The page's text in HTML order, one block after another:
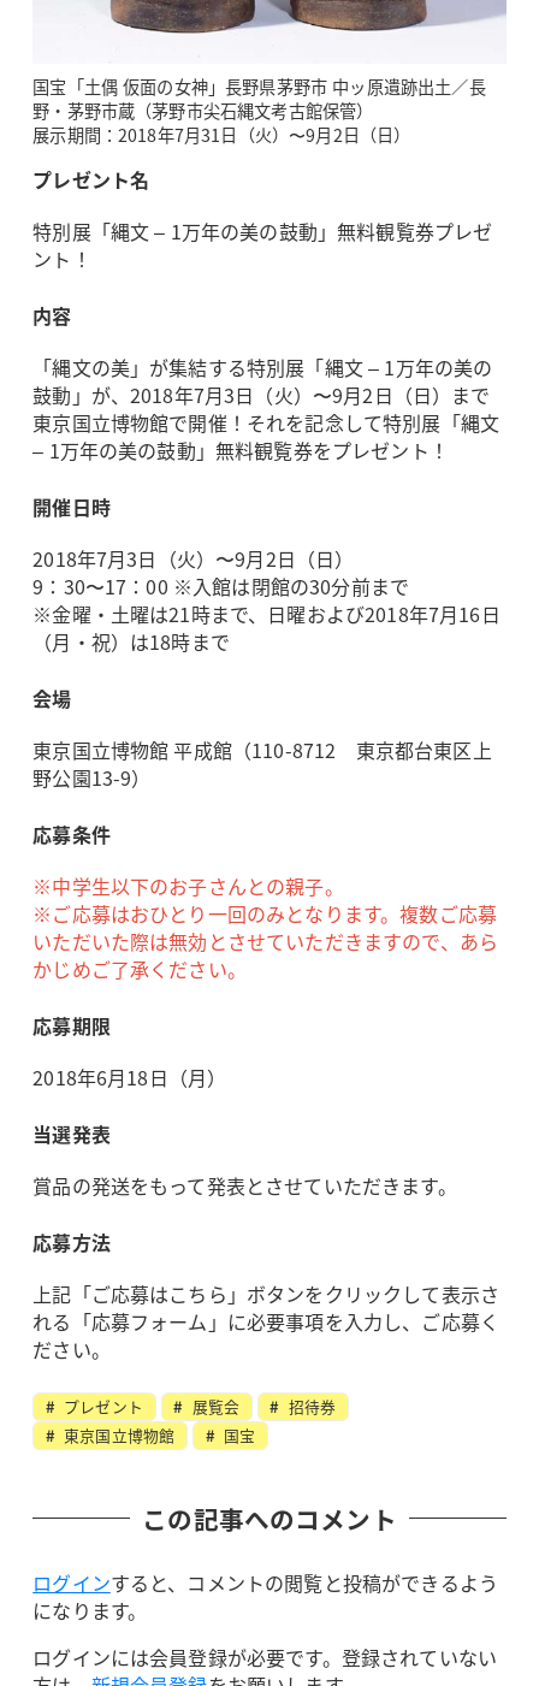
国宝「土偶 仮面の女神」長野県茅野市 中ッ原遺跡出土／長
野・茅野市蔵（茅野市尖石縄文考古館保管）
展示期間：2018年7月31日（火）〜9月2日（日）
プレゼント名
特別展「縄文 – 1万年の美の鼓動」無料観覧券プレゼ
ント！
内容
「縄文の美」が集結する特別展「縄文 – 1万年の美の
鼓動」が、2018年7月3日（火）〜9月2日（日）まで
東京国立博物館で開催！それを記念して特別展「縄文
– 1万年の美の鼓動」無料観覧券をプレゼント！
開催日時
2018年7月3日（火）〜9月2日（日）
9：30〜17：00 ※入館は閉館の30分前まで
※金曜・土曜は21時まで、日曜および2018年7月16日
（月・祝）は18時まで
会場
東京国立博物館 平成館（110-8712 東京都台東区上
野公園13-9）
応募条件
※中学生以下のお子さんとの親子。
※ご応募はおひとり一回のみとなります。複数ご応募
いただいた際は無効とさせていただきますので、あら
かじめご了承ください。
応募期限
2018年6月18日（月）
当選発表
賞品の発送をもって発表とさせていただきます。
応募方法
上記「ご応募はこちら」ボタンをクリックして表示さ
れる「応募フォーム」に必要事項を入力し、ご応募く
ださい。
プレゼント 展覧会
招待券
東京国立博物館
国宝
この記事へのコメント
ログインすると、コメントの閲覧と投稿ができるよう
になります。
ログインには会員登録が必要です。登録されていない